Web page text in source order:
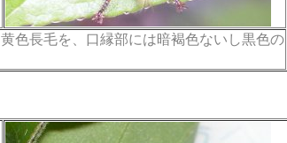
色長毛を、口縁部には暗褐色ないし黒色の